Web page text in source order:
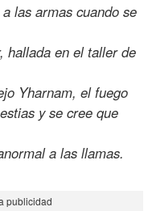
las armas cuando se
hallada en el taller de
Yharnam, el fuego
y se cree que
a las llamas.